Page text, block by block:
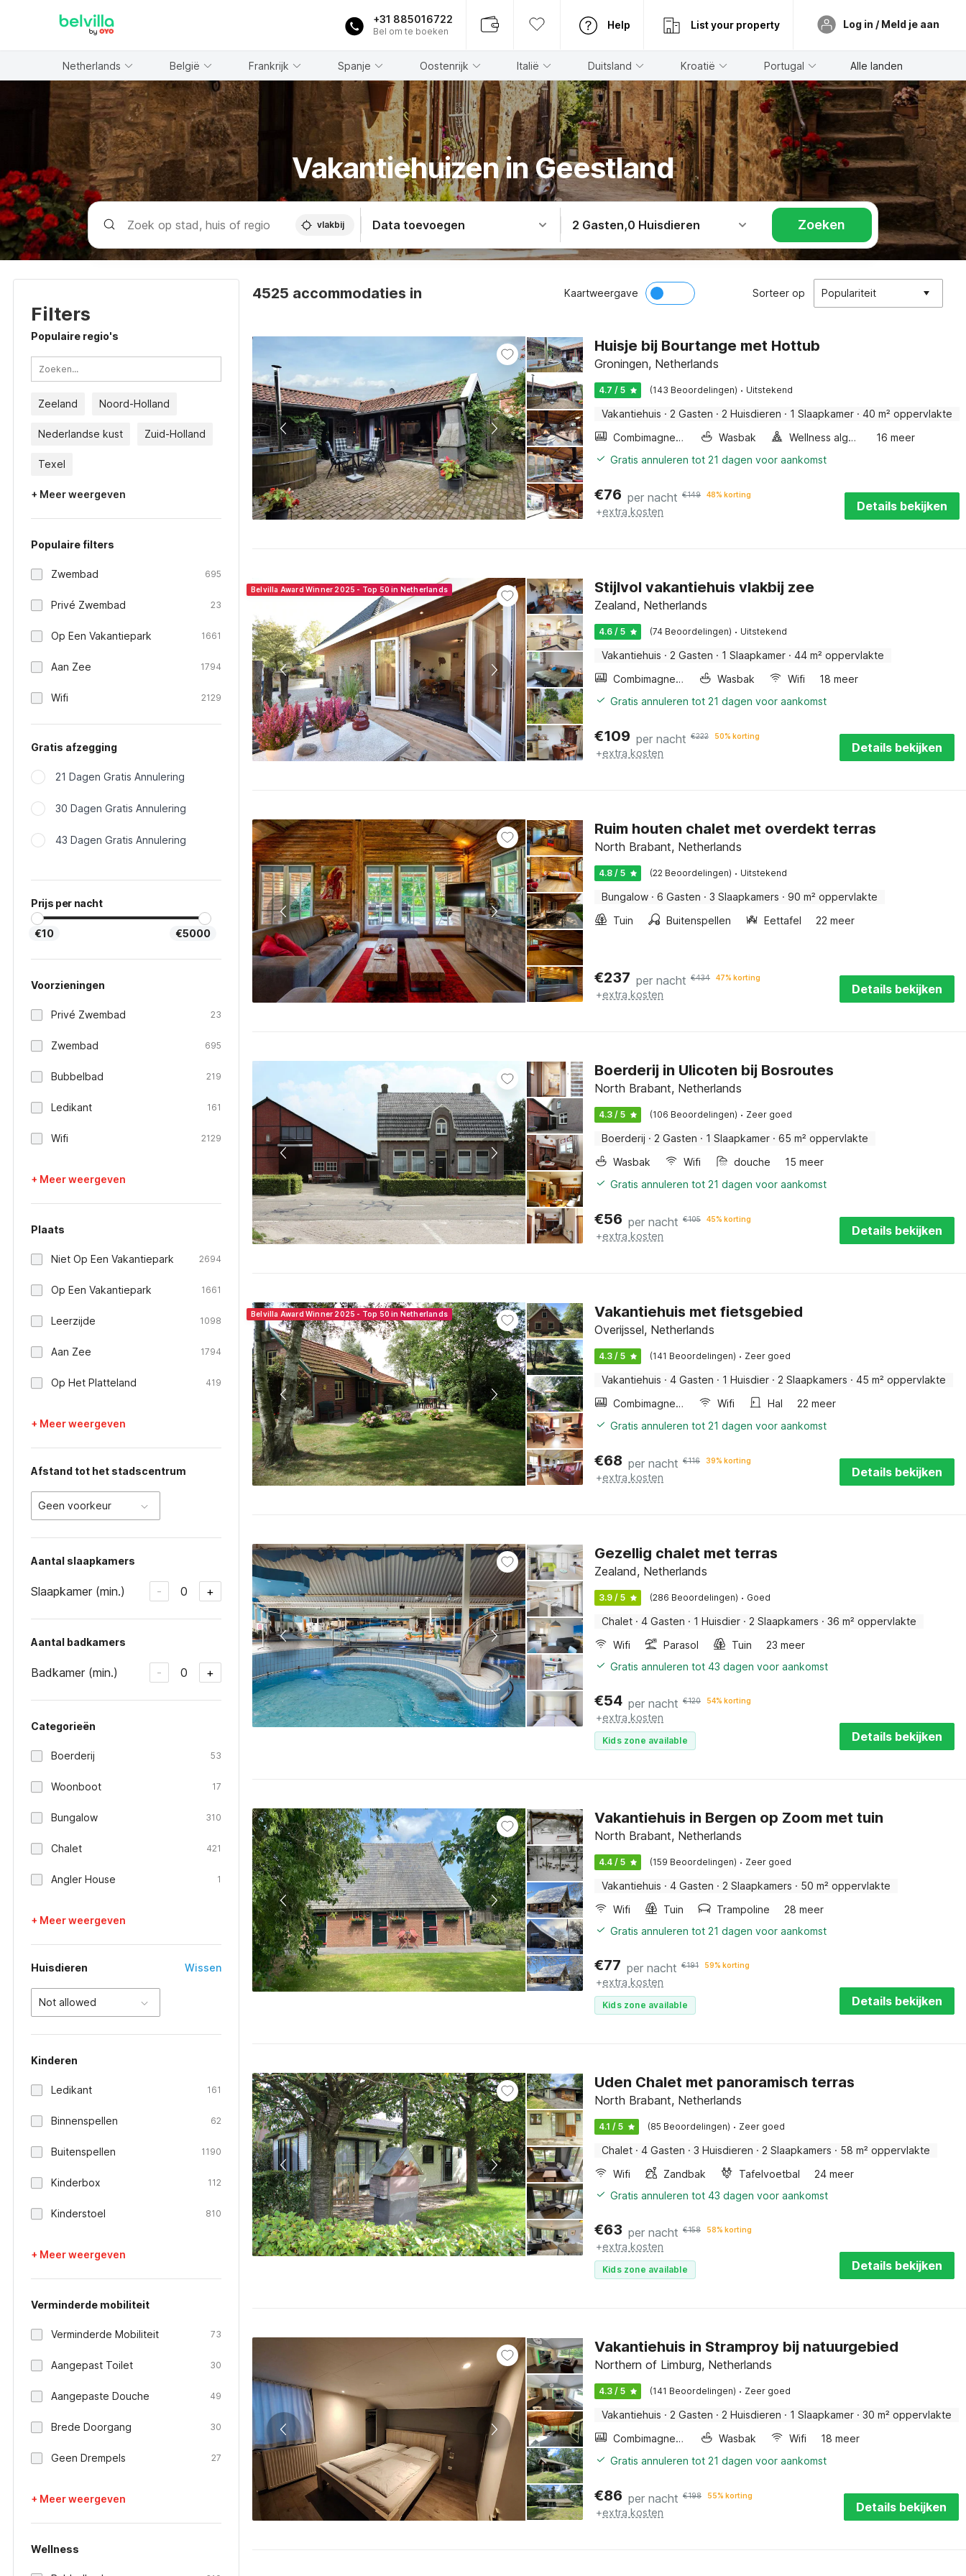
+31 885016722
Bel om te boeken
Help List your property Log in / Meld je aan
Netherlands België Frankrijk Spanje Oostenrijk Italië Duitsland Kroatië Portugal Alle landen
Vakantiehuizen in Geestland
vlakbij Data toevoegen 2 Gasten,0 Huisdieren Zoeken
Filters
Populaire regio's
Zeeland Noord-Holland
Nederlandse kust Zuid-Holland
Texel
+ Meer weergeven
Populaire filters
Zwembad 695
Privé Zwembad 23
Op Een Vakantiepark 1661
Aan Zee 1794
Wifi 2129
Gratis afzegging
21 Dagen Gratis Annulering
30 Dagen Gratis Annulering
43 Dagen Gratis Annulering
Prijs per nacht
€10 €5000
Voorzieningen
Privé Zwembad 23
Zwembad 695
Bubbelbad 219
Ledikant 161
Wifi 2129
+ Meer weergeven
Plaats
Niet Op Een Vakantiepark 2694
Op Een Vakantiepark 1661
Leerzijde 1098
Aan Zee 1794
Op Het Platteland 419
+ Meer weergeven
Afstand tot het stadscentrum
Geen voorkeur
Aantal slaapkamers
Slaapkamer (min.) - 0 +
Aantal badkamers
Badkamer (min.) - 0 +
Categorieën
Boerderij 53
Woonboot 17
Bungalow 310
Chalet 421
Angler House 1
+ Meer weergeven
Huisdieren Wissen
Not allowed
Kinderen
Ledikant 161
Binnenspellen 62
Buitenspellen 1190
Kinderbox 112
Kinderstoel 810
+ Meer weergeven
Verminderde mobiliteit
Verminderde Mobiliteit 73
Aangepast Toilet 30
Aangepaste Douche 49
Brede Doorgang 30
Geen Drempels 27
+ Meer weergeven
Wellness
4525 accommodaties in Kaartweergave Sorteer op Populariteit
Huisje bij Bourtange met Hottub
Groningen, Netherlands
4.7 / 5 (143 Beoordelingen) · Uitstekend
Vakantiehuis · 2 Gasten · 2 Huisdieren · 1 Slaapkamer · 40 m² oppervlakte
Combimagnetron
Wasbak Wellness algemeen
16 meer
Gratis annuleren tot 21 dagen voor aankomst
€76 per nacht €149 48% korting
+extra kosten Details bekijken
Belvilla Award Winner 2025 - Top 50 in Netherlands Stijlvol vakantiehuis vlakbij zee
Zealand, Netherlands
4.6 / 5 (74 Beoordelingen) · Uitstekend
Vakantiehuis · 2 Gasten · 1 Slaapkamer · 44 m² oppervlakte
Combimagnetron
Wasbak Wifi
18 meer
Gratis annuleren tot 21 dagen voor aankomst
€109 per nacht €222 50% korting
+extra kosten Details bekijken
Ruim houten chalet met overdekt terras
North Brabant, Netherlands
4.8 / 5 (22 Beoordelingen) · Uitstekend
Bungalow · 6 Gasten · 3 Slaapkamers · 90 m² oppervlakte
Tuin
Buitenspellen Eettafel 22 meer
€237 per nacht €434 47% korting
+extra kosten Details bekijken
Boerderij in Ulicoten bij Bosroutes
North Brabant, Netherlands
4.3 / 5 (106 Beoordelingen) · Zeer goed
Boerderij · 2 Gasten · 1 Slaapkamer · 65 m² oppervlakte
Wasbak
Wifi douche
15 meer
Gratis annuleren tot 21 dagen voor aankomst
€56 per nacht €105 45% korting
+extra kosten Details bekijken
Belvilla Award Winner 2025 - Top 50 in Netherlands Vakantiehuis met fietsgebied
Overijssel, Netherlands
4.3 / 5 (141 Beoordelingen) · Zeer goed
Vakantiehuis · 4 Gasten · 1 Huisdier · 2 Slaapkamers · 45 m² oppervlakte
Combimagnetron
Wifi Hal
22 meer
Gratis annuleren tot 21 dagen voor aankomst
€68 per nacht €116 39% korting
+extra kosten Details bekijken
Gezellig chalet met terras
Zealand, Netherlands
3.9 / 5 (286 Beoordelingen) · Goed
Chalet · 4 Gasten · 1 Huisdier · 2 Slaapkamers · 36 m² oppervlakte
Wifi
Parasol Tuin
23 meer
Gratis annuleren tot 43 dagen voor aankomst
€54 per nacht €120 54% korting
+extra kosten
Kids zone available Details bekijken
Vakantiehuis in Bergen op Zoom met tuin
North Brabant, Netherlands
4.4 / 5 (159 Beoordelingen) · Zeer goed
Vakantiehuis · 4 Gasten · 2 Slaapkamers · 50 m² oppervlakte
Wifi
Tuin Trampoline
28 meer
Gratis annuleren tot 21 dagen voor aankomst
€77 per nacht €191 59% korting
+extra kosten
Kids zone available Details bekijken
Uden Chalet met panoramisch terras
North Brabant, Netherlands
4.1 / 5 (85 Beoordelingen) · Zeer goed
Chalet · 4 Gasten · 3 Huisdieren · 2 Slaapkamers · 58 m² oppervlakte
Wifi
Zandbak Tafelvoetbal
24 meer
Gratis annuleren tot 43 dagen voor aankomst
€63 per nacht €158 58% korting
+extra kosten
Kids zone available Details bekijken
Vakantiehuis in Stramproy bij natuurgebied
Northern of Limburg, Netherlands
4.3 / 5 (141 Beoordelingen) · Zeer goed
Vakantiehuis · 2 Gasten · 2 Huisdieren · 1 Slaapkamer · 30 m² oppervlakte
Combimagnetron
Wasbak Wifi
18 meer
Gratis annuleren tot 21 dagen voor aankomst
€86 per nacht €198 55% korting
+extra kosten Details bekijken